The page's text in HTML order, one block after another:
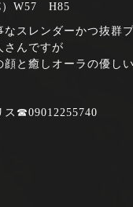
）W57 H85
なスレンダーかつ抜群
さんですが
と癒しオーラの優し
ス☎09012255740